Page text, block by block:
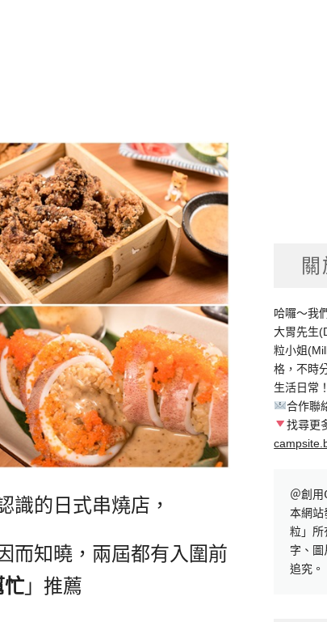
識的日式串燒店，
而知曉，兩屆都有入圍前
忙」推薦
哈囉～我
大胃先生
粒小姐
格，不時
生活日常！
合作聯
找尋更
＠創用
本網站
粒」所
字、
追究。